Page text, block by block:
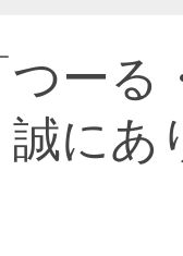
つーる
誠にあ